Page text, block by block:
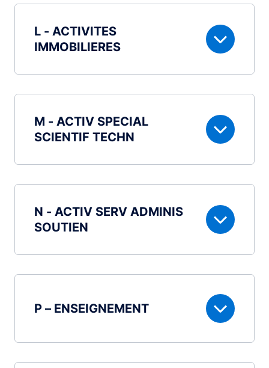
L - ACTIVITES
IMMOBILIERES
M - ACTIV SPECIAL
SCIENTIF TECHN
N - ACTIV SERV ADMINIS
SOUTIEN
P – ENSEIGNEMENT